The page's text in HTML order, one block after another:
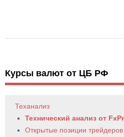
Курсы валют от ЦБ РФ
Теханализ
Технический анализ от
Открытые позиции трейдеров